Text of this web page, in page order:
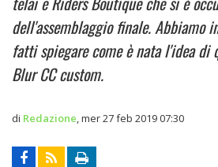
dell'assemblaggio finale. Abbiamo
fatti spiegare come è nata l'idea di
Blur CC custom.
di Redazione mer 27 feb 2019 07:30